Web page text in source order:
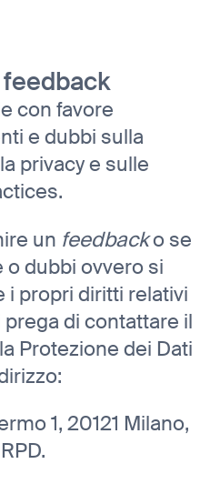
feedback
con favore
e dubbi sulla
privacy e sulle
un feedbacko se
dubbi ovvero si
propri diritti relativi
di contattare il
Protezione dei Dati
1, 20121 Milano,